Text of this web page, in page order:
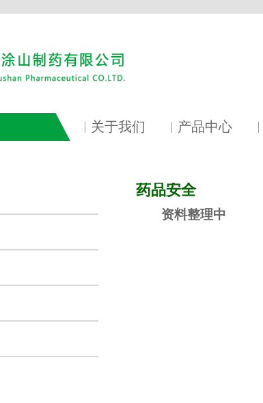
关于我们 产品中心
药品安全
资料整理中